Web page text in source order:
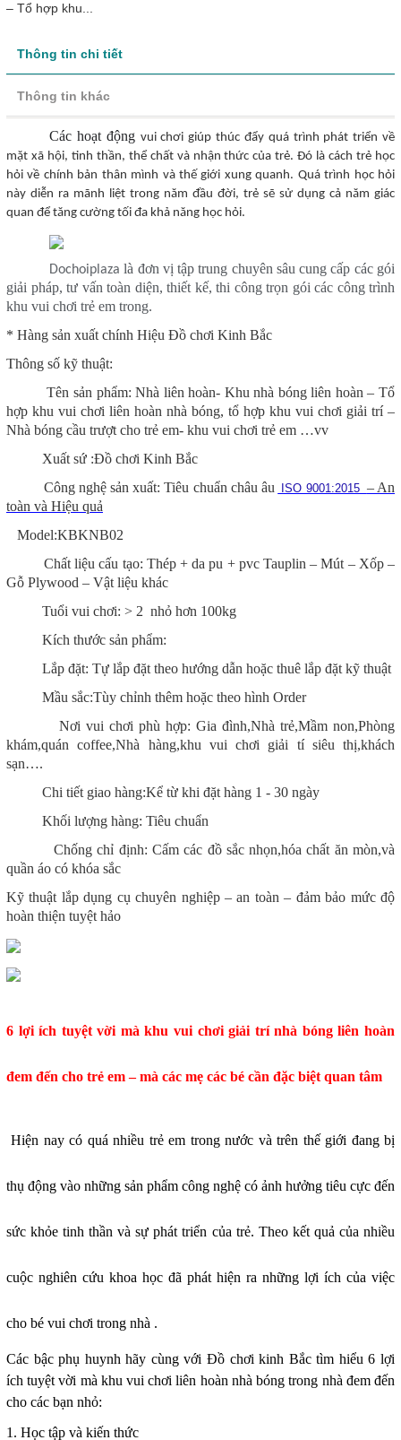
– Tổ hợp khu...
Thông tin chi tiết
Thông tin khác
Các hoạt động vui chơi giúp thúc đẩy quá trình phát triển về
mặt xã hội, tinh thần, thể chất và nhận thứccủa trẻ. Đó là cáchtrẻ học
hỏi về chính bản thân mình và thế giới xung quanh. Quá trình học hỏi
này diễn ra mãnh liệt trong năm đầu đời, trẻ sẽ sử dụng cả năm giác
quan để tăng cường tối đa khả năng học hỏi.
Dochoiplaza là đơn vị tập trung chuyên sâu cung cấp các gói
giải pháp, tư vấn toàn diện, thiết kế, thi công trọn gói các công trình
khu vui chơi trẻ em trong.
* Hàng sản xuất chính Hiệu Đồ chơi Kinh Bắc
Thông số kỹ thuật:
Tên sản phẩm: Nhà liên hoàn- Khu nhà bóng liên hoàn – Tổ
hợp khu vui chơi liên hoàn nhà bóng, tổ hợp khu vui chơi giải trí –
Nhà bóng cầu trượt cho trẻ em- khu vui chơi trẻ em …vv
Xuất sứ :Đồ chơi Kinh Bắc
Công nghệ sản xuất: Tiêu chuẩn châu âu
ISO 9001:2015 – An
toàn và Hiệu quả
Model:KBKNB02
Chất liệu cấu tạo: Thép + da pu + pvc Tauplin – Mút – Xốp –
Gỗ Plywood – Vật liệu khác
Tuổi vui chơi: > 2 nhỏ hơn 100kg
Kích thước sản phẩm:
Lắp đặt: Tự lắp đặt theo hướng dẫn hoặc thuê lắp đặt kỹ thuật
Mầu sắc:Tùy chỉnh thêm hoặc theo hình Order
Nơi vui chơi phù hợp: Gia đình,Nhà trẻ,Mầm non,Phòng
khám,quán coffee,Nhà hàng,khu vui chơi giải tí siêu thị,khách
sạn….
Chi tiết giao hàng:Kể từ khi đặt hàng 1 - 30 ngày
Khối lượng hàng: Tiêu chuẩn
Chống chỉ định: Cấm các đồ sắc nhọn,hóa chất ăn mòn,và
quần áo có khóa sắc
Kỹ thuật lắp dụng cụ chuyên nghiệp – an toàn – đảm bảo mức độ
hoàn thiện tuyệt hảo
6 lợi ích tuyệt vời mà khu vui chơi giải trí nhà bóng liên hoàn
đem đến cho trẻ em – mà các mẹ các bé cần đặc biệt quan tâm
Hiện nay có quá nhiều trẻ em trong nước và trên thế giới đang bị
thụ động vào những sản phẩm công nghệ có ảnh hưởng tiêu cực đến
sức khỏe tinh thần và sự phát triển của trẻ. Theo kết quả của nhiều
cuộc nghiên cứu khoa học đã phát hiện ra những lợi ích của việc
cho bé vui chơi trong nhà .
Các bậc phụ huynh hãy cùng với Đồ chơi kinh Bắc tìm hiểu 6 lợi
ích tuyệt vời mà khu vui chơi liên hoàn nhà bóng trong nhà đem đến
cho các bạn nhỏ:
1. Học tập và kiến thức